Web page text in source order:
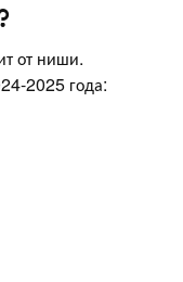
от ниши.
2025 года: